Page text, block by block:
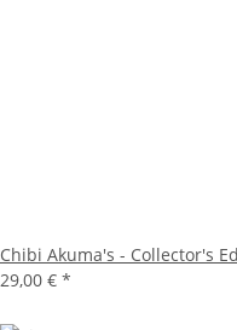
Chibi Akuma's - Collector's
29,00 € *